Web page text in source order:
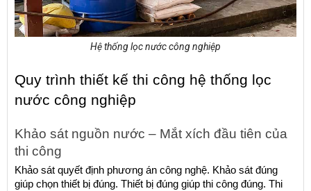
Hệ thống lọc nước công nghiệp
Quy trình thiết kế thi công hệ thống lọc
nước công nghiệp
Khảo sát nguồn nước – Mắt xích đầu tiên của
thi công
Khảo sát quyết định phương án công nghệ. Khảo sát đúng
giúp chọn thiết bị đúng. Thiết bị đúng giúp thi công đúng. Thi